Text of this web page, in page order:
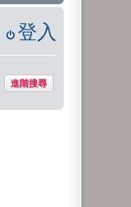
登入
進階搜尋